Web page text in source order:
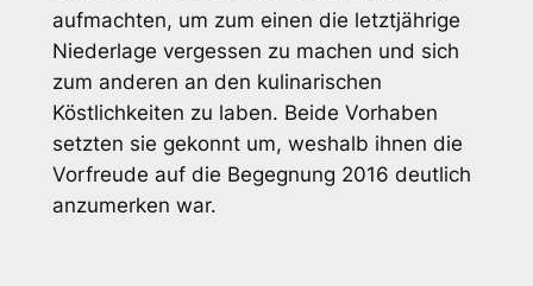
aufmachten, um zum einen die letztjährige
Niederlage vergessen zu machen und sich
zum anderen an den kulinarischen
Köstlichkeiten zu laben. Beide Vorhaben
setzten sie gekonnt um, weshalb ihnen die
Vorfreude auf die Begegnung 2016 deutlich
anzumerken war.